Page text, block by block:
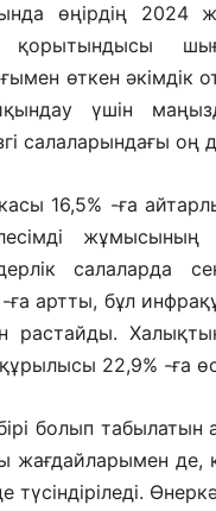
өңірдің 2024
қорытындысы
өткен әкімдік
үшін
салаларындағы
16,5% -ға
салаларда
артты, бұл
растайды.
22,9% -ға
бірі болып
де,
түсіндіріледі.